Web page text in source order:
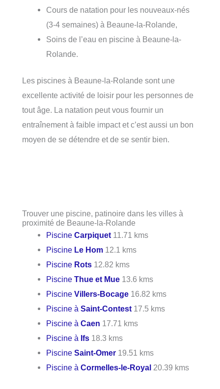
Cours de natation pour les nouveaux-nés
(3-4 semaines) à Beaune-la-Rolande,
Soins de l’eau en piscine à Beaune-la-
Rolande.
Les piscines à Beaune-la-Rolande sont une
excellente activité de loisir pour les personnes de
tout âge. La natation peut vous fournir un
entraînement à faible impact et c’est aussi un bon
moyen de se détendre et de se sentir bien.
Trouver une piscine, patinoire dans les villes à
proximité de Beaune-la-Rolande
PiscineCarpiquet 11.71 kms
Piscine Le Hom 12.1 kms
Piscine Rots 12.82 kms
PiscineThue et Mue 13.6 kms
PiscineVillers-Bocage 16.82 kms
Piscine àSaint-Contest 17.5 kms
Piscine àCaen 17.71 kms
Piscine à Ifs 18.3 kms
PiscineSaint-Omer 19.51 kms
Piscine àCormelles-le-Royal 20.39 kms